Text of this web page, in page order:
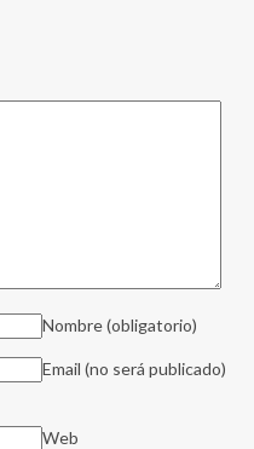
Nombre(obligatorio)
Email (no será publicado)
Web